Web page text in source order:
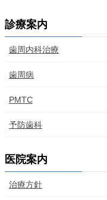
診療案内
歯周内科治療
歯周病
PMTC
予防歯科
医院案内
治療方針